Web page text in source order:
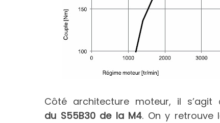
Côté architecture moteur, il s’agit
du S55B30 de la M4. On y retrouve